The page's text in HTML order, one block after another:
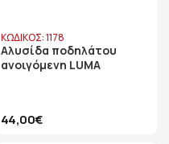
ΚΩΔΙΚΟΣ: 1178
Αλυσίδα ποδηλάτου
ανοιγόμενη LUMA
44,00€